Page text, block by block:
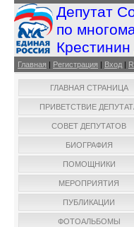
Депутат
по
Главная | Регистрация | Вход |
ГЛАВНАЯ СТРАНИЦА
ПРИВЕТСТВИЕ
СОВЕТ ДЕПУТАТОВ
БИОГРАФИЯ
ПОМОЩНИКИ
МЕРОПРИЯТИЯ
ПУБЛИКАЦИИ
ФОТОАЛЬБОМЫ